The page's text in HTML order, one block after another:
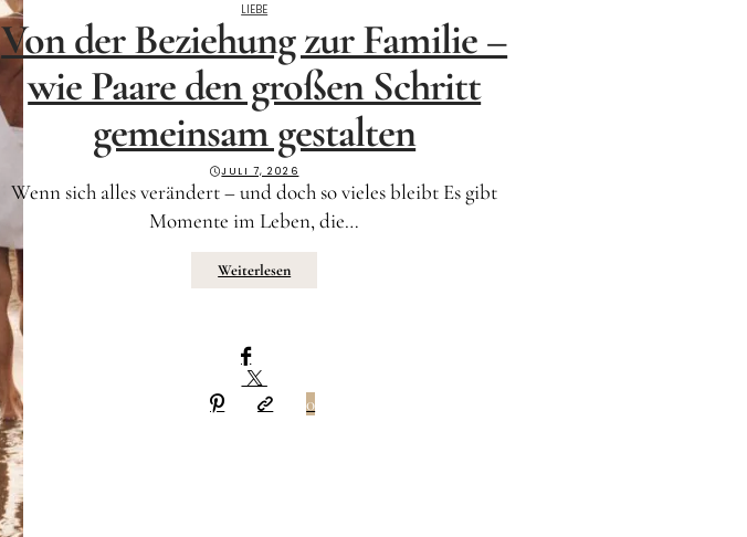
LIEBE
Von der Beziehung zur Familie –
wie Paare den großen Schritt
gemeinsam gestalten
JULI 7, 2026
Wenn sich alles verändert – und doch so vieles bleibt Es gibt
Momente im Leben, die…
Weiterlesen
0